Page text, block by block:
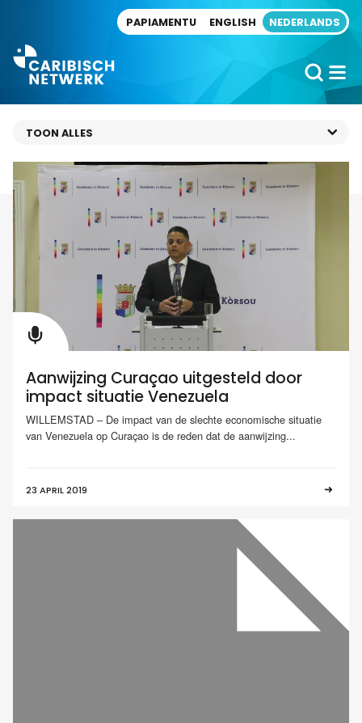
PAPIAMENTU ENGLISH NEDERLANDS
Aanwijzing Curaçao uitgesteld door
impact situatie Venezuela
WILLEMSTAD – De impact van de slechte economische situatie
van Venezuela op Curaçao is de reden dat de aanwijzing...
23 APRIL 2019